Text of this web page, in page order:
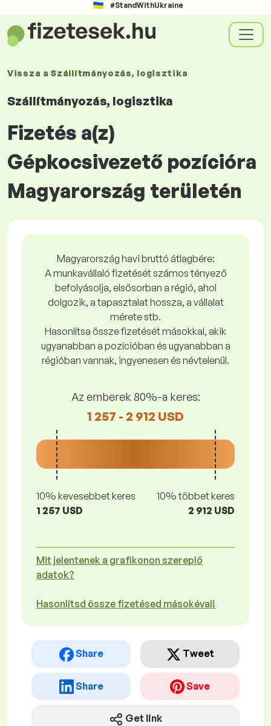
#StandWithUkraine
Vissza aSzállítmányozás, logisztika
Szállítmányozás, logisztika
Fizetés a(z)
Gépkocsivezető pozícióra
Magyarország területén
Magyarország havi bruttó átlagbére:
A munkavállaló fizetését számos tényező
befolyásolja, elsősorban a régió, ahol
dolgozik, a tapasztalat hossza, a vállalat
mérete stb.
Hasonlítsa össze fizetését másokkal, akik
ugyanabban a pozícióban és ugyanabban a
régióban vannak, ingyenesen és névtelenül.
Az emberek 80%-a keres:
1 257 - 2 912 USD
10% kevesebbet keres
1 257 USD
10% többet keres
2 912 USD
Mit jelentenek a grafikonon szereplő
adatok?
Hasonlítsd össze fizetésed másokéval!
Share Tweet
Share Save
Get link